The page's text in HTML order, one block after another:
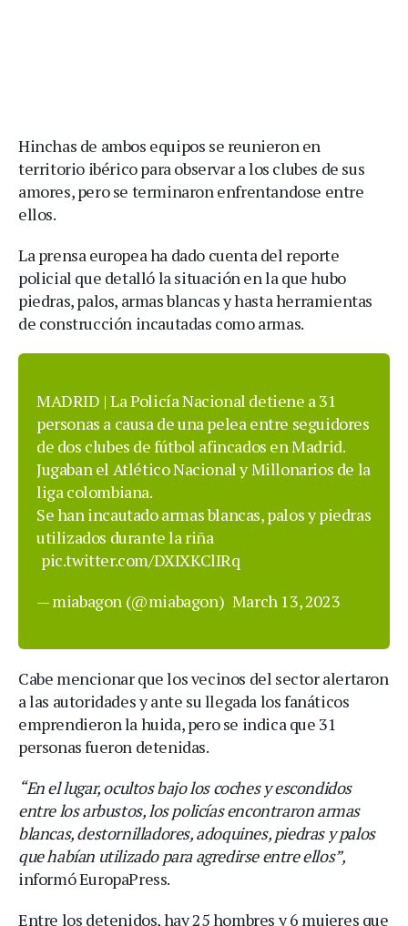
Hinchas de ambos equipos se reunieron en
territorio ibérico para observar a los clubes de sus
amores, pero se terminaron enfrentandose entre
ellos.
La prensa europea ha dado cuenta del reporte
policial que detalló la situación en la que hubo
piedras, palos, armas blancas y hasta herramientas
de construcción incautadas como armas.
MADRID | La Policía Nacional detiene a 31
personas a causa de una pelea entre seguidores
de dos clubes de fútbol afincados en Madrid.
Jugaban el Atlético Nacional y Millonarios de la
liga colombiana.
Se han incautado armas blancas, palos y piedras
utilizados durante la riña
pic.twitter.com/DXIXKClIRq
— miabagon (@miabagon) March 13, 2023
Cabe mencionar que los vecinos del sector alertaron
a las autoridades y ante su llegada los fanáticos
emprendieron la huida, pero se indica que 31
personas fueron detenidas.
“En el lugar, ocultos bajo los coches y escondidos
entre los arbustos, los policías encontraron armas
blancas, destornilladores, adoquines, piedras y palos
que habían utilizado para agredirse entre ellos”,
informó EuropaPress.
Entre los detenidos, hay 25 hombres y 6 mujeres que